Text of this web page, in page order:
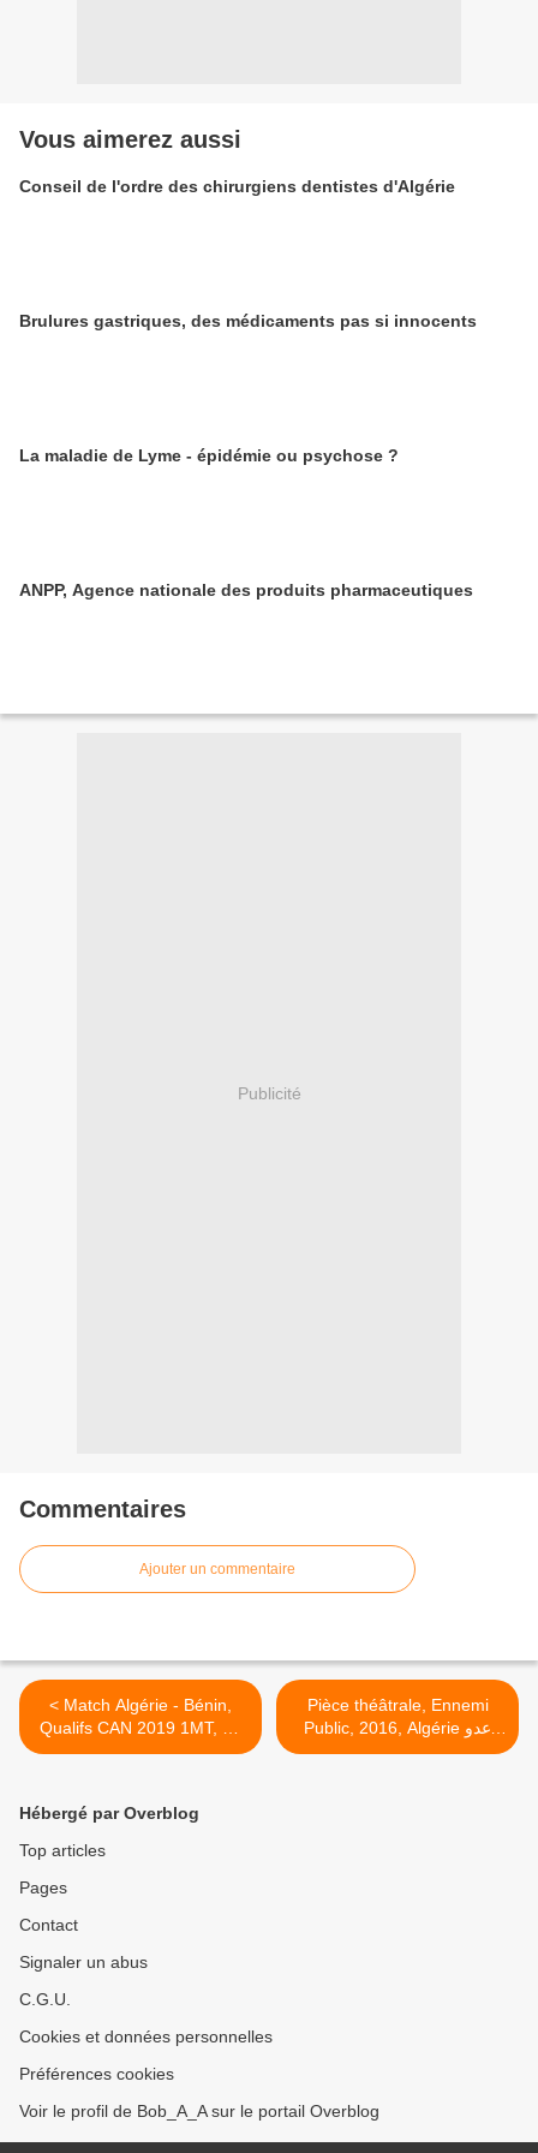
Vous aimerez aussi
Conseil de l'ordre des chirurgiens dentistes d'Algérie
Brulures gastriques, des médicaments pas si innocents
La maladie de Lyme - épidémie ou psychose ?
ANPP, Agence nationale des produits pharmaceutiques
Publicité
Commentaires
Ajouter un commentaire
< Match Algérie - Bénin,
Qualifs CAN 2019 1MT, 25
Octobre 2018
Pièce théâtrale, Ennemi
Public, 2016, Algérie عدو
الشعب، مسرحية كاملة >
Hébergé par Overblog
Top articles
Pages
Contact
Signaler un abus
C.G.U.
Cookies et données personnelles
Préférences cookies
Voir le profil de Bob_A_A sur le portail Overblog